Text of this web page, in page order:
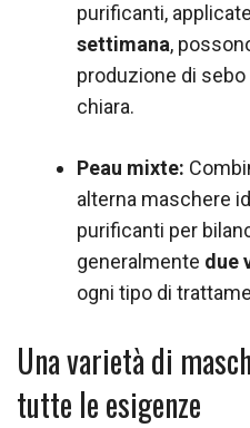
purificanti, applicate
settimana,
produzione di
chiara.
Peau mixte:
alterna maschere
purificanti per
generalmente due
ogni tipo di
Una varietà di
tutte le esigenze